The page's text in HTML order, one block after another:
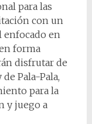
para las
con un
en
forma
disfrutar de
Pala-Pala,
para la
y juego a